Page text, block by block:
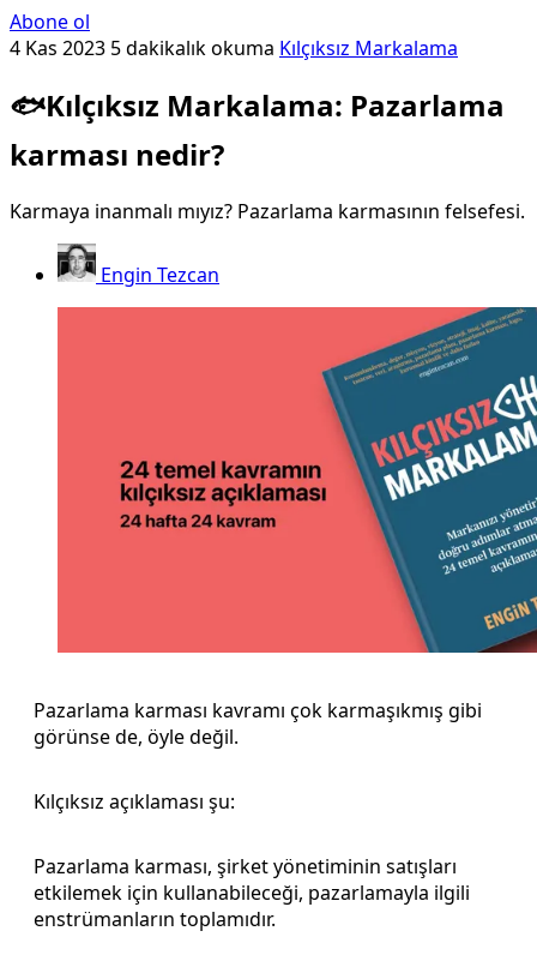
Abone ol
4 Kas 2023 5 dakikalık okuma Kılçıksız Markalama
🐟Kılçıksız Markalama: Pazarlama
karması nedir?
Karmaya inanmalı mıyız? Pazarlama karmasının felsefesi.
Engin Tezcan
Pazarlama karması kavramı çok karmaşıkmış gibi
görünse de, öyle değil.
Kılçıksız açıklaması şu:
Pazarlama karması, şirket yönetiminin satışları
etkilemek için kullanabileceği, pazarlamayla ilgili
enstrümanların toplamıdır.